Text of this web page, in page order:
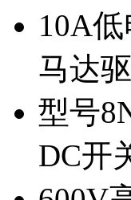
10A
马达
型号
DC开